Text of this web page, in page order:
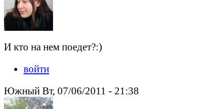
И кто на нем поедет?:)
войти
Южный Вт, 07/06/2011 - 21:38